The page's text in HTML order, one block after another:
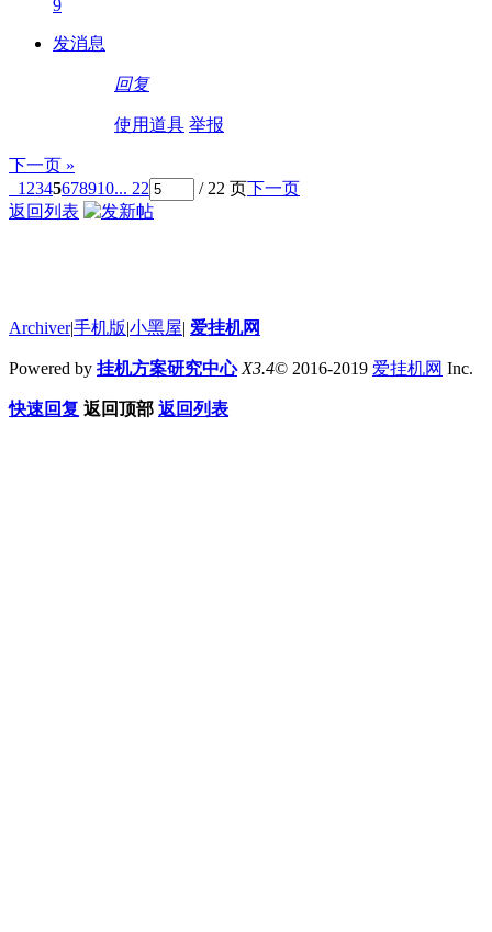
9
发消息
回复
使用道具 举报
下一页 »
1 2345678910... 22 / 22 页下一页
返回列表
Archiver|手机版|小黑屋| 爱挂机网
Powered by 挂机方案研究中心 X3.4© 2016-2019 爱挂机网 Inc.
快速回复 返回顶部 返回列表